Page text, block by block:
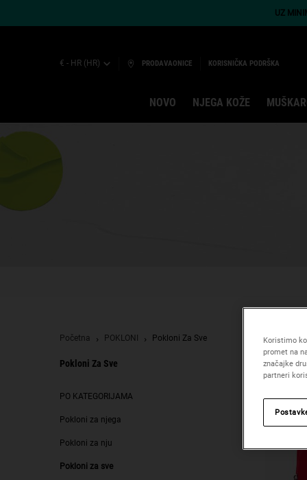
UZ
€ - HR (HR) PRODAVAONICE KORISNIČKA PODRŠKA
NOVO NJEGA KOŽE
Početna POKLONI Pokloni Za Sve
Pokloni Za Sve
Pokloni za sve
PO KATEGORIJAMA
Pokloni za njega
Pokloni za nju
Pokloni za sve
Koristimo
promet na
značajke
partneri